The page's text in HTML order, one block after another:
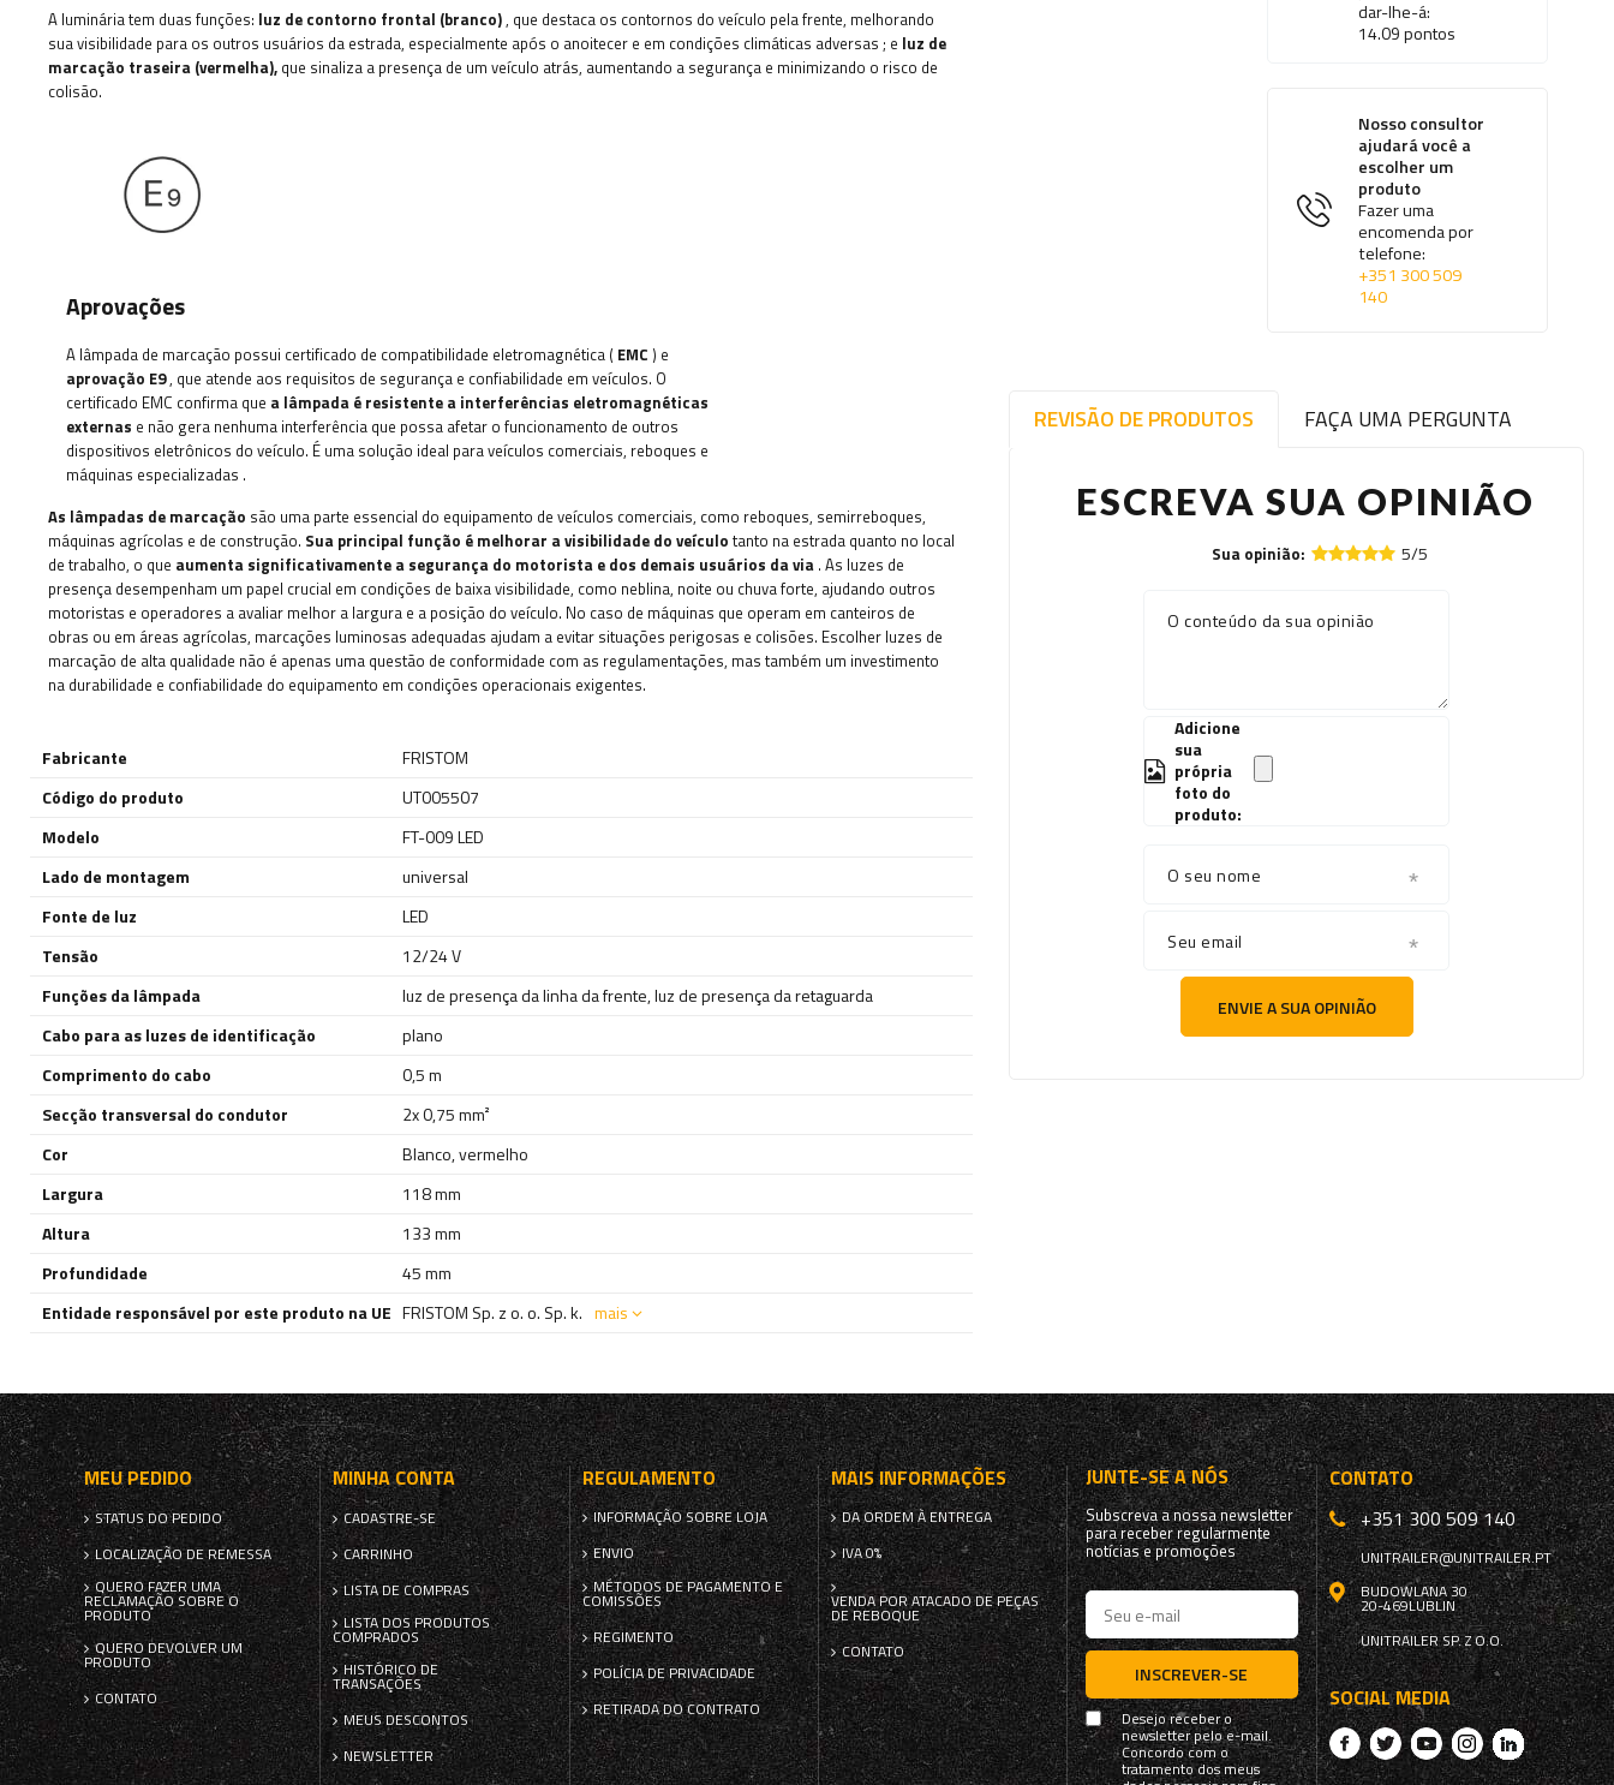
dar-lhe-á:
14.09pontos
Nosso consultor
ajudará você a
escolher um
produto
Fazer uma
encomenda por
telefone:
+351 300 509
140
REVISÃO DE PRODUTOS FAÇA UMA PERGUNTA
ESCREVA SUA OPINIÃO
Sua opinião: 5/5
O conteúdo da sua opinião
Adicione
sua
própria
foto do
produto:
O seu nome
Seu email
ENVIE A SUA OPINIÃO
A luminária tem duas funções: luz de contorno frontal (branco), que destaca os contornos do veículo pela frente, melhorando
sua visibilidade para os outros usuários da estrada, especialmente após o anoitecer e em condições climáticas adversas ; e luz de
marcação traseira (vermelha), que sinaliza a presença de um veículo atrás, aumentando a segurança e minimizando o risco de
colisão.
Aprovações
A lâmpada de marcação possui certificado de compatibilidade eletromagnética ( EMC ) e
aprovação E9 , que atende aos requisitos de segurança e confiabilidade em veículos. O
certificado EMC confirma que a lâmpada é resistente a interferências eletromagnéticas
externas e não gera nenhuma interferência que possa afetar o funcionamento de outros
dispositivos eletrônicos do veículo. É uma solução ideal para veículos comerciais, reboques e
máquinas especializadas .
As lâmpadas de marcação são uma parte essencial do equipamento de veículos comerciais, como reboques, semirreboques,
máquinas agrícolas e de construção. Sua principal função é melhorar a visibilidade do veículo tanto na estrada quanto no local
de trabalho, o que aumenta significativamente a segurança do motorista e dos demais usuários da via . As luzes de
presença desempenham um papel crucial em condições de baixa visibilidade, como neblina, noite ou chuva forte, ajudando outros
motoristas e operadores a avaliar melhor a largura e a posição do veículo. No caso de máquinas que operam em canteiros de
obras ou em áreas agrícolas, marcações luminosas adequadas ajudam a evitar situações perigosas e colisões. Escolher luzes de
marcação de alta qualidade não é apenas uma questão de conformidade com as regulamentações, mas também um investimento
na durabilidade e confiabilidade do equipamento em condições operacionais exigentes.
Fabricante
FRISTOM
Código do produto
UT005507
Modelo
FT-009 LED
Lado de montagem
universal
Fonte de luz
LED
Tensão
12/24 V
Funções da lâmpada
luz de presença da linha da frente,luz de presença da retaguarda
Cabo para as luzes de identificação
plano
Comprimento do cabo
0,5 m
Secção transversal do condutor
2x 0,75 mm²
Cor
Blanco,vermelho
Largura
118 mm
Altura
133 mm
Profundidade
45 mm
Entidade responsável por este produto na UE FRISTOM Sp. z o. o. Sp. k. mais
MEU PEDIDO
STATUS DO PEDIDO
LOCALIZAÇÃO DE REMESSA
QUERO FAZER UMA
RECLAMAÇÃO SOBRE O
PRODUTO
QUERO DEVOLVER UM
PRODUTO
CONTATO
MINHA CONTA
CADASTRE-SE
CARRINHO
LISTA DE COMPRAS
LISTA DOS PRODUTOS
COMPRADOS
HISTÓRICO DE
TRANSAÇÕES
MEUS DESCONTOS
NEWSLETTER
REGULAMENTO
INFORMAÇÃO SOBRE LOJA
ENVIO
MÉTODOS DE PAGAMENTO E
COMISSÕES
REGIMENTO
POLÍCIA DE PRIVACIDADE
RETIRADA DO CONTRATO
MAIS INFORMAÇÕES
DA ORDEM À ENTREGA
IVA 0%
VENDA POR ATACADO DE PEÇAS
DE REBOQUE
CONTATO
JUNTE-SE A NÓS
Subscreva a nossa newsletter
para receber regularmente
notícias e promoções
INSCREVER-SE
Desejo receber o
newsletter pelo e-mail.
Concordo com o
tratamento dos meus
CONTATO
+351 300 509 140
UNITRAILER@UNITRAILER.PT
BUDOWLANA 30
20-469LUBLIN
UNITRAILER SP. Z O.O.
SOCIAL MEDIA